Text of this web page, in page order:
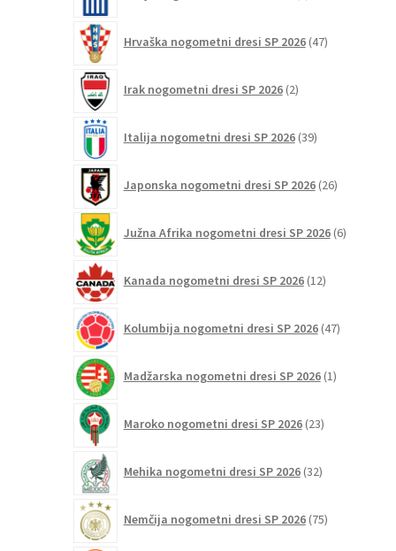
Hrvaška nogometni dresi SP 2026 47izdelkov
Irak nogometni dresi SP 2026 2izdelka
Italija nogometni dresi SP 2026 39izdelkov
Japonska nogometni dresi SP 2026 26izdelkov
Južna Afrika nogometni dresi SP 2026 6izdelkov
Kanada nogometni dresi SP 2026 12izdelkov
Kolumbija nogometni dresi SP 2026 47izdelkov
Madžarska nogometni dresi SP 2026 1izdelek
Maroko nogometni dresi SP 2026 23izdelkov
Mehika nogometni dresi SP 2026 32izdelkov
Nemčija nogometni dresi SP 2026 75izdelkov